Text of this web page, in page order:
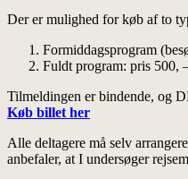
Der er mulighed for køb af to
Formiddagsprogram
Fuldt program: pris 500,
Tilmeldingen er bindende, og
Køb billet her
Alle deltagere må selv
anbefaler, at I undersøger